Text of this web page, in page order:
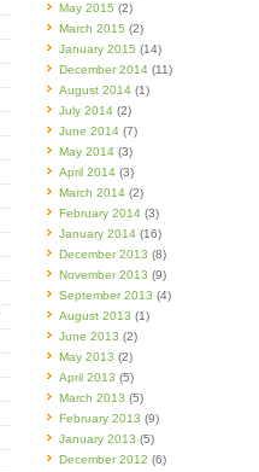
May 2015 (2)
March 2015 (2)
January 2015 (14)
December 2014 (11)
August 2014 (1)
July 2014 (2)
June 2014 (7)
May 2014 (3)
April 2014 (3)
March 2014 (2)
February 2014 (3)
January 2014 (16)
December 2013 (8)
November 2013 (9)
September 2013 (4)
August 2013 (1)
June 2013 (2)
May 2013 (2)
April 2013 (5)
March 2013 (5)
February 2013 (9)
January 2013 (5)
December 2012 (6)